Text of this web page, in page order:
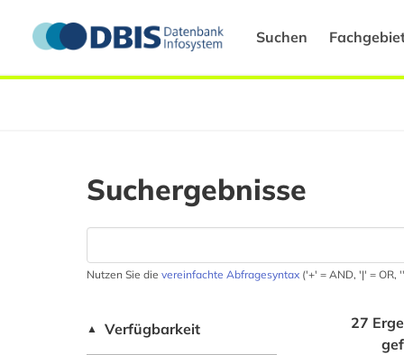
Suchen
Suchergebnisse
Nutzen Sie die vereinfachte Abfragesyntax ('+' = AND, '|' = OR,
▲ Verfügbarkeit
27